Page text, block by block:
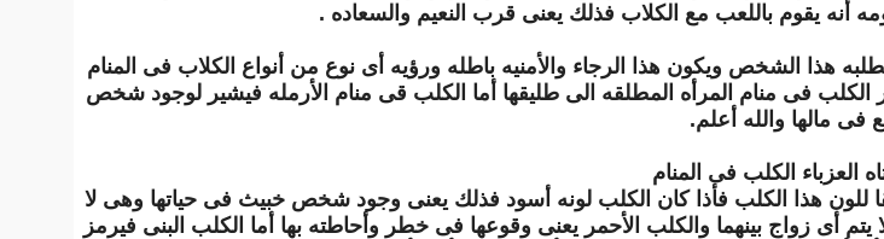
يقوم باللعب مع الكلاب فذلك يعنى قرب النعيم والسعاده .
هذا الشخص ويكون هذا الرجاء والأمنيه باطله ورؤيه أى نوع من أنواع الكلاب فى المنام
فى منام المرأه المطلقه الى طليقها أما الكلب قى منام الأرمله فيشير لوجود شخص
فى مالها والله أعلم.
العزباء الكلب فى المنام
للون هذا الكلب فأذا كان الكلب لونه أسود فذلك يعنى وجود شخص خبيث فى حياتها وهى لا
أى زواج بينهما والكلب الأحمر يعنى وقوعها فى خطر وأحاطته بها أما الكلب البنى فيرمز